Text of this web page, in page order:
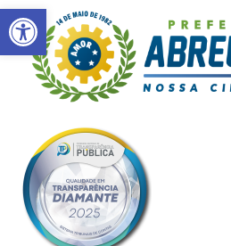
Abrir a barra de ferramentas
Skip
to
content